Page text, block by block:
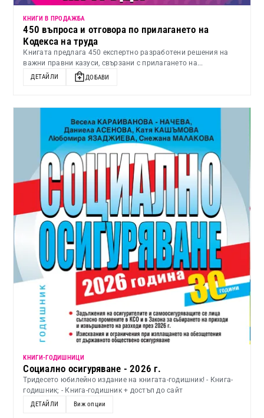
КНИГИ В ПРОДАЖБА
450 въпроса и отговора по прилагането на
Кодекса на труда
Книгата предлага 450 експертно разработени решения на
важни правни казуси, свързани с прилагането на...
ДЕТАЙЛИ ДОБАВИ
KНИГИ-ГОДИШНИЦИ
Социално осигуряване - 2026 г.
Тридесето юбилейно издание на книгата-годишник! - Книга-
годишник; - Книга-годишник + достъп до сайт
ДЕТАЙЛИ Виж опции